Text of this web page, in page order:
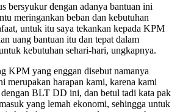
bersyukur dengan adanya bantuan ini
meringankan beban dan kebutuhan
untuk itu saya tekankan kepada KPM
uang bantuan itu dan tepat dalam
kebutuhan sehari-hari, ungkapnya.
KPM yang enggan disebut namanya
merupakan harapan kami, karena kami
dengan BLT DD ini, dan betul tadi kata pak
yang lemah ekonomi, sehingga untuk